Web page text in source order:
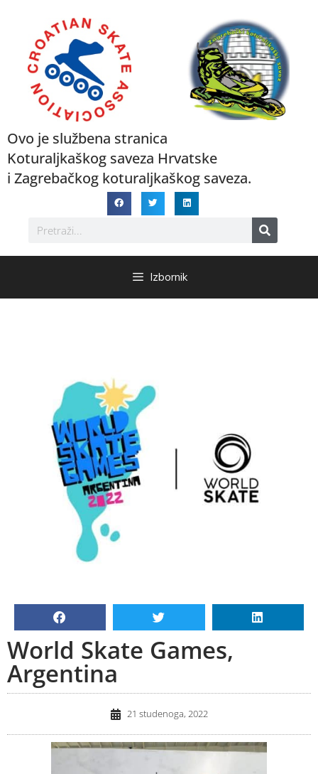
Ovo je službena stranica
Koturaljkaškog saveza Hrvatske
i Zagrebačkog koturaljkaškog saveza.
Izbornik
World Skate Games,
Argentina
21 studenoga, 2022